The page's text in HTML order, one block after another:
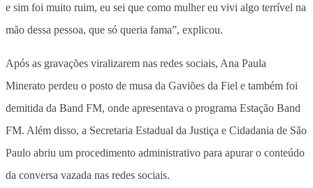
e sim foi muito ruim, eu sei que como mulher eu vivi algo terrível na
mão dessa pessoa, que só queria fama”, explicou.
Após as gravações viralizarem nas redes sociais, Ana Paula
Minerato perdeu o posto de musa da Gaviões da Fiel e também foi
demitida da Band FM, onde apresentava o programa Estação Band
FM. Além disso, a Secretaria Estadual da Justiça e Cidadania de São
Paulo abriu um procedimento administrativo para apurar o conteúdo
da conversa vazada nas redes sociais.